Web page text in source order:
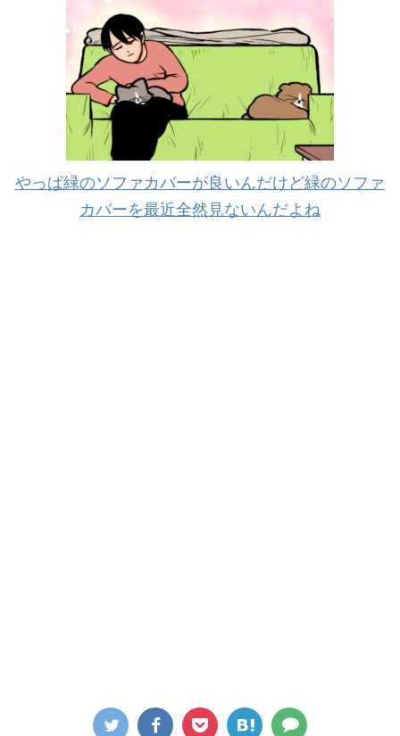
やっぱ緑のソファカバーが良いんだけど緑のソファ
カバーを最近全然見ないんだよね